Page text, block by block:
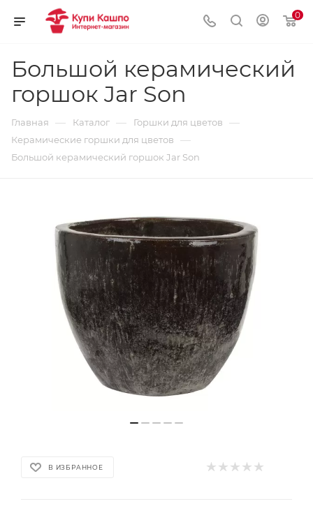
0
Большой керамический
горшок Jar Son
Главная — Каталог — Горшки для цветов —
Керамические горшки для цветов —
Большой керамический горшок Jar Son
В ИЗБРАННОЕ